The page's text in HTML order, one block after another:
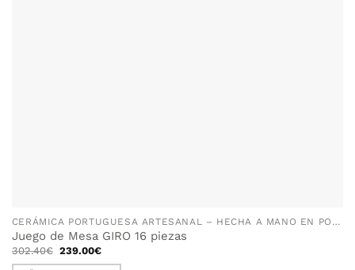
CERÁMICA PORTUGUESA ARTESANAL – HECHA A MANO EN PORTUGAL
Juego de Mesa GIRO 16 piezas
302.40€ El
239.00€El